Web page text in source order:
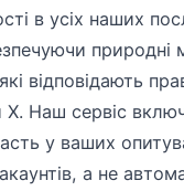
в усіх наших
природні
відповідають
Наш сервіс
у ваших
а не